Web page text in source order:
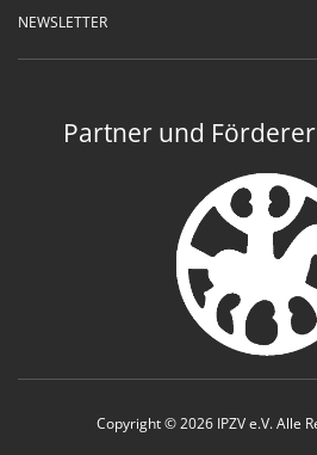
NEWSLETTER
Partner und Förderer
Copyright © 2026 IPZV e.V. Alle